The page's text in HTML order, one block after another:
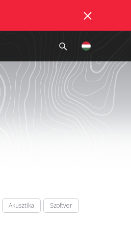
Akusztika
Szoftver